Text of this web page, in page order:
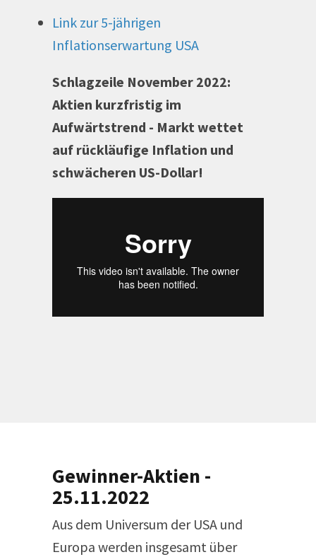
Link zur 5-jährigen
Inflationserwartung USA
Schlagzeile November 2022:
Aktien kurzfristig im
Aufwärtstrend - Markt wettet
auf rückläufige Inflation und
schwächeren US-Dollar!
Gewinner-Aktien -
25.11.2022
Aus dem Universum der USA und
Europa werden insgesamt über